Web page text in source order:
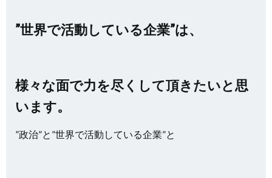
”世界で活動している企業”は、
様々な面で力を尽くして頂きたいと思
います。
”政治”と”世界で活動している企業”と